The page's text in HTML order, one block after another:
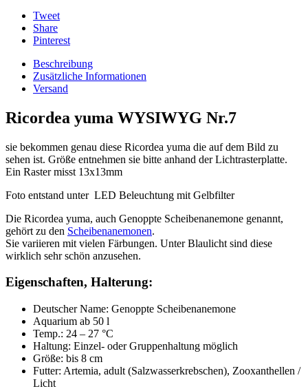
Tweet
Share
Pinterest
Beschreibung
Zusätzliche Informationen
Versand
Ricordea yuma WYSIWYG Nr.7
sie bekommen genau diese Ricordea yuma die auf dem Bild zu
sehen ist. Größe entnehmen sie bitte anhand der Lichtrasterplatte.
Ein Raster misst 13x13mm
Foto entstand unter LED Beleuchtung mit Gelbfilter
Die Ricordea yuma, auch Genoppte Scheibenanemone genannt,
gehört zu den Scheibenanemonen.
Sie variieren mit vielen Färbungen. Unter Blaulicht sind diese
wirklich sehr schön anzusehen.
Eigenschaften, Halterung:
Deutscher Name: Genoppte Scheibenanemone
Aquarium ab 50 l
Temp.: 24 – 27 °C
Haltung: Einzel- oder Gruppenhaltung möglich
Größe: bis 8 cm
Futter: Artemia, adult (Salzwasserkrebschen), Zooxanthellen /
Licht